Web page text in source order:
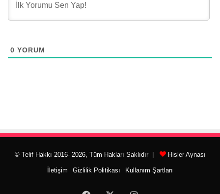
0 YORUM
© Telif Hakkı 2016- 2026, Tüm Hakları Saklıdır | Hisler Aynası
İletişim Gizlilik Politikası Kullanım Şartları